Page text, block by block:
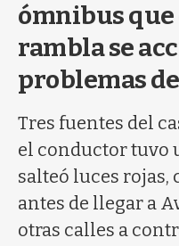
ómnibus que
rambla se
problemas
Tres fuentes del
el conductor tuvo
salteó luces
antes de llegar a
otras calles a